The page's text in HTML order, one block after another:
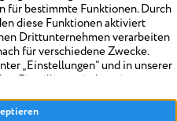
Unternehmen
Planen
Über uns